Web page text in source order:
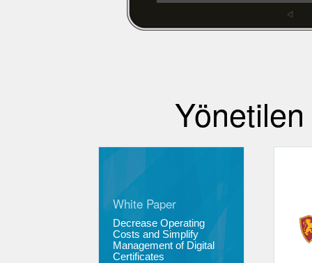
White Paper
Decrease Operating
Costs and Simplify
Management of Digital
Certificates